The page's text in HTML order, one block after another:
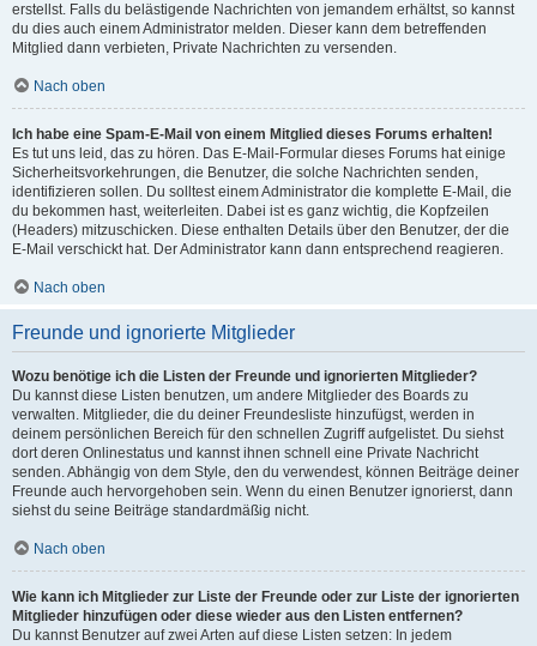
erstellst. Falls du belästigende Nachrichten von jemandem erhältst, so kannst
du dies auch einem Administrator melden. Dieser kann dem betreffenden
Mitglied dann verbieten, Private Nachrichten zu versenden.
Nach oben
Ich habe eine Spam-E-Mail von einem Mitglied dieses Forums erhalten!
Es tut uns leid, das zu hören. Das E-Mail-Formular dieses Forums hat einige
Sicherheitsvorkehrungen, die Benutzer, die solche Nachrichten senden,
identifizieren sollen. Du solltest einem Administrator die komplette E-Mail, die
du bekommen hast, weiterleiten. Dabei ist es ganz wichtig, die Kopfzeilen
(Headers) mitzuschicken. Diese enthalten Details über den Benutzer, der die
E-Mail verschickt hat. Der Administrator kann dann entsprechend reagieren.
Nach oben
Freunde und ignorierte Mitglieder
Wozu benötige ich die Listen der Freunde und ignorierten Mitglieder?
Du kannst diese Listen benutzen, um andere Mitglieder des Boards zu
verwalten. Mitglieder, die du deiner Freundesliste hinzufügst, werden in
deinem persönlichen Bereich für den schnellen Zugriff aufgelistet. Du siehst
dort deren Onlinestatus und kannst ihnen schnell eine Private Nachricht
senden. Abhängig von dem Style, den du verwendest, können Beiträge deiner
Freunde auch hervorgehoben sein. Wenn du einen Benutzer ignorierst, dann
siehst du seine Beiträge standardmäßig nicht.
Nach oben
Wie kann ich Mitglieder zur Liste der Freunde oder zur Liste der ignorierten
Mitglieder hinzufügen oder diese wieder aus den Listen entfernen?
Du kannst Benutzer auf zwei Arten auf diese Listen setzen: In jedem